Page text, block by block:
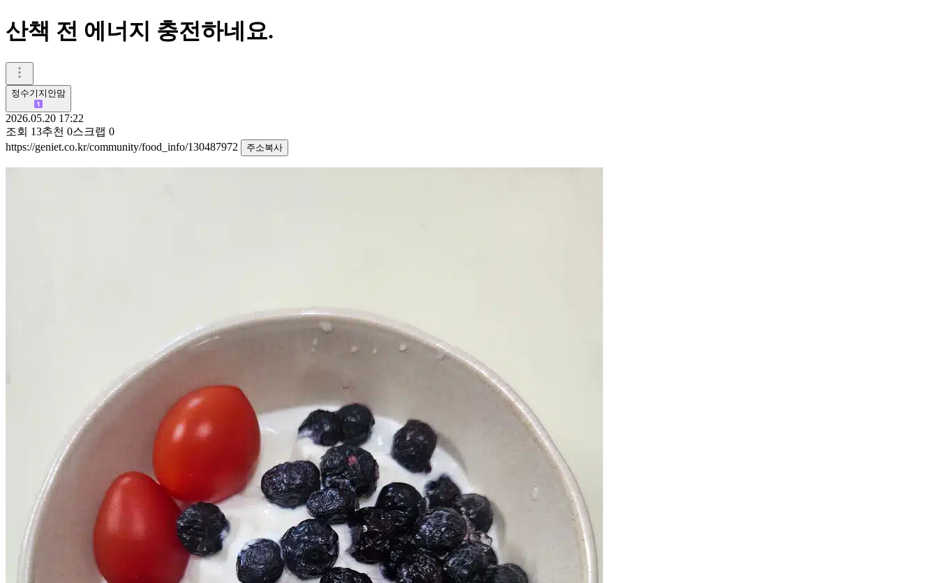
산책 전 에너지 충전하네요.
정수기지안맘
2026.05.20 17:22
조회 13추천 0스크랩 0
https://geniet.co.kr/community/food_info/130487972
주소복사